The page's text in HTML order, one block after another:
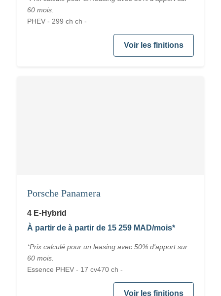
60 mois.
PHEV - 299 ch ch -
Voir les finitions
Porsche Panamera
4 E-Hybrid
À partir de à partir de 15 259 MAD/mois*
*Prix calculé pour un leasing avec 50% d'apport sur
60 mois.
Essence PHEV - 17 cv470 ch -
Voir les finitions